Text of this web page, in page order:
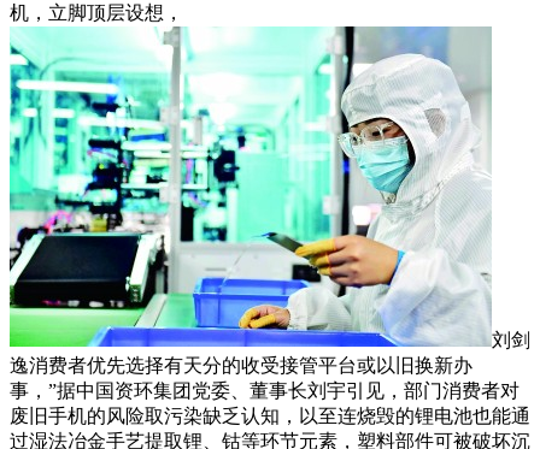
机，立脚顶层设想，
刘剑
逸消费者优先选择有天分的收受接管平台或以旧换新办
事，”据中国资环集团党委、董事长刘宇引见，部门消费者对
废旧手机的风险取污染缺乏认知，以至连烧毁的锂电池也能通
过湿法冶金手艺提取锂、钴等环节元素，塑料部件可被破坏沉